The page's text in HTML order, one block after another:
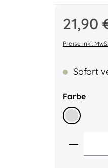
Regulärer
21,90
Preise inkl.
Sofort
Farbe
Silber